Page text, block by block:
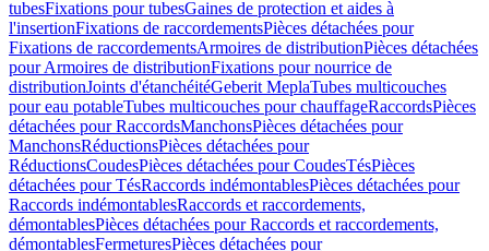
tubesFixations pour tubesGaines de protection et aides à
l'insertionFixations de raccordementsPièces détachées pour
Fixations de raccordementsArmoires de distributionPièces détachées
pour Armoires de distributionFixations pour nourrice de
distributionJoints d'étanchéitéGeberit MeplaTubes multicouches
pour eau potableTubes multicouches pour chauffageRaccordsPièces
détachées pour RaccordsManchonsPièces détachées pour
ManchonsRéductionsPièces détachées pour
RéductionsCoudesPièces détachées pour CoudesTésPièces
détachées pour TésRaccords indémontablesPièces détachées pour
Raccords indémontablesRaccords et raccordements,
démontablesPièces détachées pour Raccords et raccordements,
démontablesFermeturesPièces détachées pour